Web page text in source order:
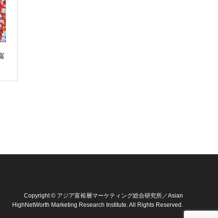
Copyright © アジア富裕層マーケティング総合研究所／Asian
HighNetWorth Marketing Research Institute . All Rights Reserved.